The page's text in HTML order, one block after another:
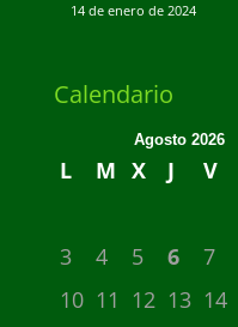
14 de enero de 2024
Calendario
Agosto 2026
L M X J V
3
4 5 6 7
10 11 12 13 14